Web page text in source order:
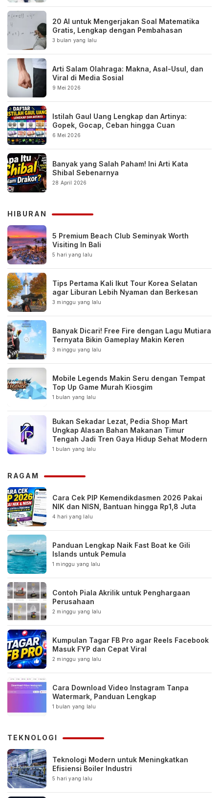
20 AI untuk Mengerjakan Soal Matematika
Gratis, Lengkap dengan Pembahasan
3 bulan yang lalu
Arti Salam Olahraga: Makna, Asal-Usul, dan
Viral di Media Sosial
9 Mei 2026
Istilah Gaul Uang Lengkap dan Artinya:
Gopek, Gocap, Ceban hingga Cuan
6 Mei 2026
Banyak yang Salah Paham! Ini Arti Kata
Shibal Sebenarnya
28 April 2026
HIBURAN
5 Premium Beach Club Seminyak Worth
Visiting In Bali
5 hari yang lalu
Tips Pertama Kali Ikut Tour Korea Selatan
agar Liburan Lebih Nyaman dan Berkesan
3 minggu yang lalu
Banyak Dicari! Free Fire dengan Lagu Mutiara
Ternyata Bikin Gameplay Makin Keren
3 minggu yang lalu
Mobile Legends Makin Seru dengan Tempat
Top Up Game Murah Kiosgim
1 bulan yang lalu
Bukan Sekadar Lezat, Pedia Shop Mart
Ungkap Alasan Bahan Makanan Timur
Tengah Jadi Tren Gaya Hidup Sehat Modern
1 bulan yang lalu
RAGAM
Cara Cek PIP Kemendikdasmen 2026 Pakai
NIK dan NISN, Bantuan hingga Rp1,8 Juta
4 hari yang lalu
Panduan Lengkap Naik Fast Boat ke Gili
Islands untuk Pemula
1 minggu yang lalu
Contoh Piala Akrilik untuk Penghargaan
Perusahaan
2 minggu yang lalu
Kumpulan Tagar FB Pro agar Reels Facebook
Masuk FYP dan Cepat Viral
2 minggu yang lalu
Cara Download Video Instagram Tanpa
Watermark, Panduan Lengkap
1 bulan yang lalu
TEKNOLOGI
Teknologi Modern untuk Meningkatkan
Efisiensi Boiler Industri
5 hari yang lalu